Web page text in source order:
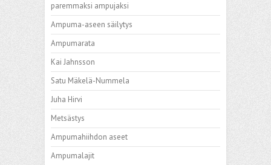
paremmaksi ampujaksi
Ampuma-aseen säilytys
Ampumarata
Kai Jahnsson
Satu Mäkelä-Nummela
Juha Hirvi
Metsästys
Ampumahiihdon aseet
Ampumalajit